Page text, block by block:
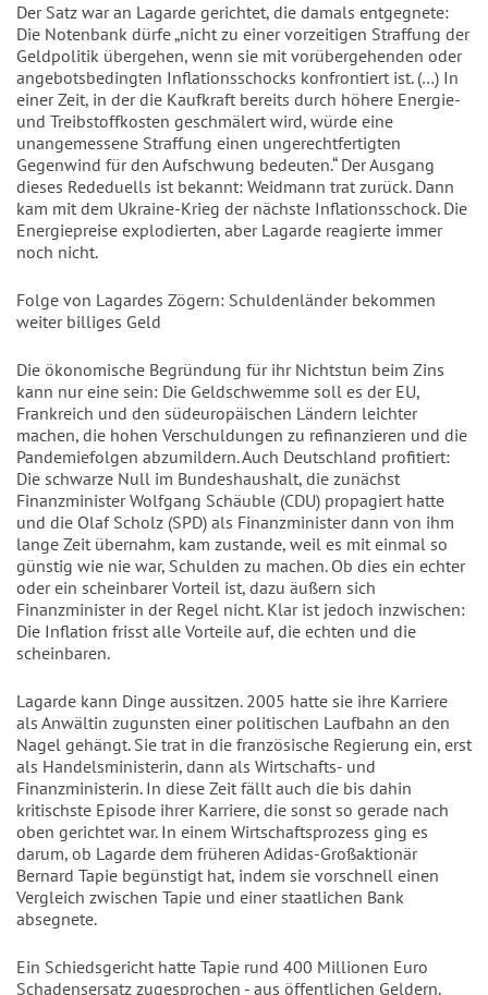
Der Satz war an Lagarde gerichtet, die damals entgegnete:
Die Notenbank dürfe „nicht zu einer vorzeitigen Straffung der
Geldpolitik übergehen, wenn sie mit vorübergehenden oder
angebotsbedingten Inflationsschocks konfrontiert ist. (…) In
einer Zeit, in der die Kaufkraft bereits durch höhere Energie-
und Treibstoffkosten geschmälert wird, würde eine
unangemessene Straffung einen ungerechtfertigten
Gegenwind für den Aufschwung bedeuten.“ Der Ausgang
dieses Rededuells ist bekannt: Weidmann trat zurück. Dann
kam mit dem Ukraine-Krieg der nächste Inflationsschock. Die
Energiepreise explodierten, aber Lagarde reagierte immer
noch nicht.
Folge von Lagardes Zögern: Schuldenländer bekommen
weiter billiges Geld
Die ökonomische Begründung für ihr Nichtstun beim Zins
kann nur eine sein: Die Geldschwemme soll es der EU,
Frankreich und den südeuropäischen Ländern leichter
machen, die hohen Verschuldungen zu refinanzieren und die
Pandemiefolgen abzumildern. Auch Deutschland profitiert:
Die schwarze Null im Bundeshaushalt, die zunächst
Finanzminister Wolfgang Schäuble (CDU) propagiert hatte
und die Olaf Scholz (SPD) als Finanzminister dann von ihm
lange Zeit übernahm, kam zustande, weil es mit einmal so
günstig wie nie war, Schulden zu machen. Ob dies ein echter
oder ein scheinbarer Vorteil ist, dazu äußern sich
Finanzminister in der Regel nicht. Klar ist jedoch inzwischen:
Die Inflation frisst alle Vorteile auf, die echten und die
scheinbaren.
Lagarde kann Dinge aussitzen. 2005 hatte sie ihre Karriere
als Anwältin zugunsten einer politischen Laufbahn an den
Nagel gehängt. Sie trat in die französische Regierung ein, erst
als Handelsministerin, dann als Wirtschafts- und
Finanzministerin. In diese Zeit fällt auch die bis dahin
kritischste Episode ihrer Karriere, die sonst so gerade nach
oben gerichtet war. In einem Wirtschaftsprozess ging es
darum, ob Lagarde dem früheren Adidas-Großaktionär
Bernard Tapie begünstigt hat, indem sie vorschnell einen
Vergleich zwischen Tapie und einer staatlichen Bank
absegnete.
Ein Schiedsgericht hatte Tapie rund 400 Millionen Euro
Schadensersatz zugesprochen - aus öffentlichen Geldern.